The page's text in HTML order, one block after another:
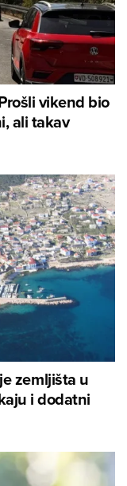
vikend bio
ali takav
zemljišta u
i dodatni